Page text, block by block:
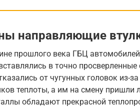
направляющие
прошлого века ГБЦ
в точно просверленные
от чугунных головок из-
теплоты, а им на смену пришли
обладают прекрасной